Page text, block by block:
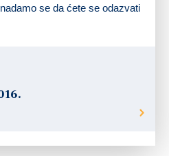
se da ćete se odazvati